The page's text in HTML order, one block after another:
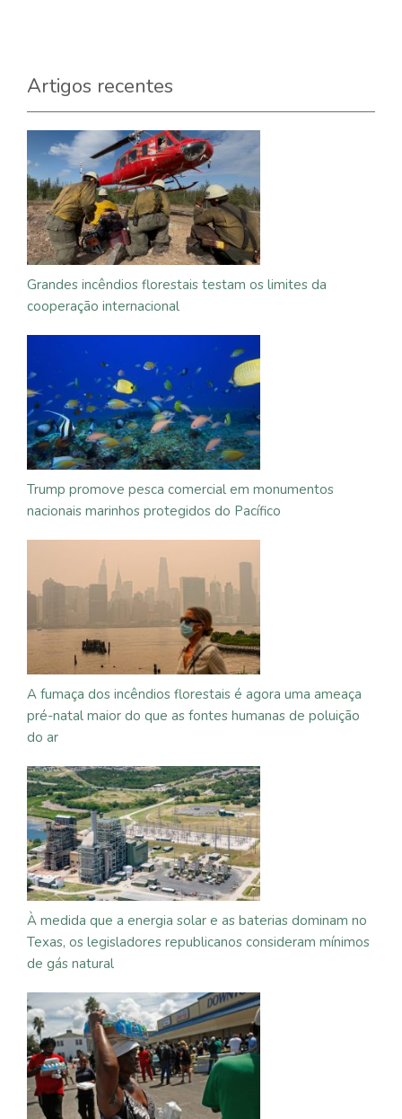
Artigos recentes
Grandes incêndios florestais testam os limites da
cooperação internacional
Trump promove pesca comercial em monumentos
nacionais marinhos protegidos do Pacífico
A fumaça dos incêndios florestais é agora uma ameaça
pré-natal maior do que as fontes humanas de poluição
do ar
À medida que a energia solar e as baterias dominam no
Texas, os legisladores republicanos consideram mínimos
de gás natural